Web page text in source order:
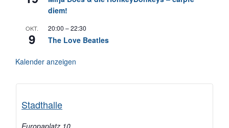
diem!
OKT.
9
20:00 –22:30
The Love Beatles
Kalender anzeigen
Stadthalle